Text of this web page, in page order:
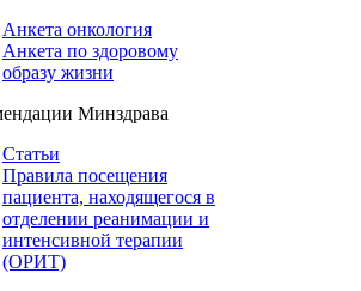
Анкета онкология
Анкета по здоровому
образу жизни
Минздрава
Статьи
Правила посещения
пациента, находящегося в
отделении реанимации и
интенсивной терапии
(ОРИТ)